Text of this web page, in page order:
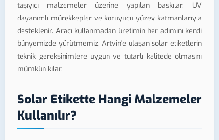
taşıyıcı malzemeler üzerine yapılan baskılar, UV
dayanımlı mürekkepler ve koruyucu yüzey katmanlarıyla
desteklenir. Aracı kullanmadan üretimin her adımını kendi
bünyemizde yürütmemiz, Artvin'e ulaşan solar etiketlerin
teknik gereksinimlere uygun ve tutarlı kalitede olmasını
mümkün kılar.
Solar Etikette Hangi Malzemeler
Kullanılır?